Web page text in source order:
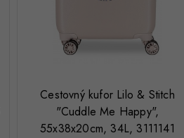
Cestovný kufor Lilo & Stitch
"Cuddle Me Happy",
55x38x20cm, 34L, 3111141